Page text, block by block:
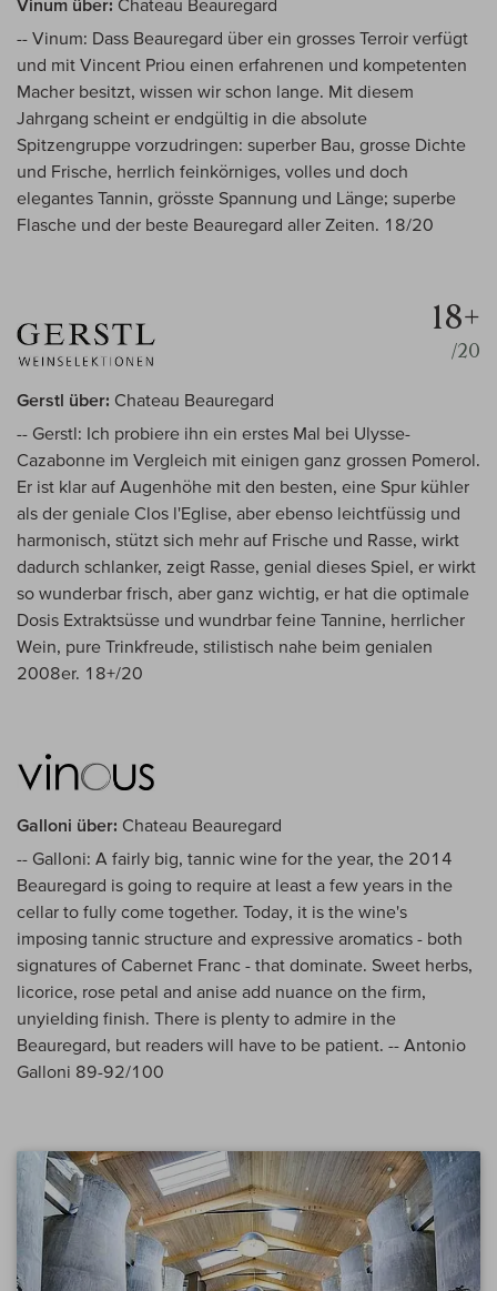
Vinum über: Chateau Beauregard
-- Vinum: Dass Beauregard über ein grosses Terroir verfügt
und mit Vincent Priou einen erfahrenen und kompetenten
Macher besitzt, wissen wir schon lange. Mit diesem
Jahrgang scheint er endgültig in die absolute
Spitzengruppe vorzudringen: superber Bau, grosse Dichte
und Frische, herrlich feinkörniges, volles und doch
elegantes Tannin, grösste Spannung und Länge; superbe
Flasche und der beste Beauregard aller Zeiten. 18/20
18+
/20
Gerstl über: Chateau Beauregard
-- Gerstl: Ich probiere ihn ein erstes Mal bei Ulysse-
Cazabonne im Vergleich mit einigen ganz grossen Pomerol.
Er ist klar auf Augenhöhe mit den besten, eine Spur kühler
als der geniale Clos l'Eglise, aber ebenso leichtfüssig und
harmonisch, stützt sich mehr auf Frische und Rasse, wirkt
dadurch schlanker, zeigt Rasse, genial dieses Spiel, er wirkt
so wunderbar frisch, aber ganz wichtig, er hat die optimale
Dosis Extraktsüsse und wundrbar feine Tannine, herrlicher
Wein, pure Trinkfreude, stilistisch nahe beim genialen
2008er. 18+/20
Galloni über: Chateau Beauregard
-- Galloni: A fairly big, tannic wine for the year, the 2014
Beauregard is going to require at least a few years in the
cellar to fully come together. Today, it is the wine's
imposing tannic structure and expressive aromatics - both
signatures of Cabernet Franc - that dominate. Sweet herbs,
licorice, rose petal and anise add nuance on the firm,
unyielding finish. There is plenty to admire in the
Beauregard, but readers will have to be patient. -- Antonio
Galloni 89-92/100